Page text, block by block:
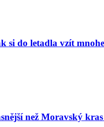
si do letadla vzít
než Moravský